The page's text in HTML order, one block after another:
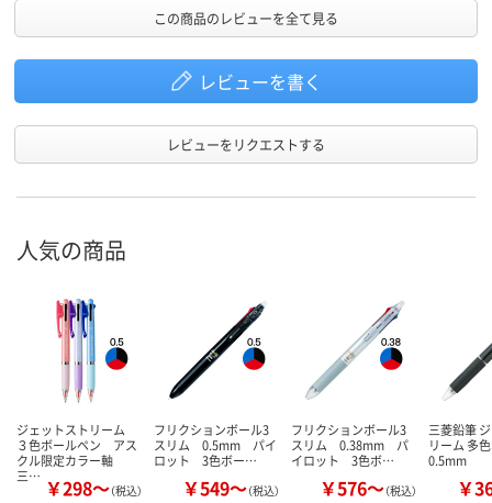
この商品のレビューを全て見る
レビューを書く
レビューをリクエストする
人気の商品
ジェットストリーム
３色ボールペン アス
クル限定カラー軸
三… ￥298～（税込）
フリクションボール3
スリム 0.5mm パイ
ロット 3色ボー…
￥549～（税込）
フリクションボール3
スリム 0.38mm パ
イロット 3色ボ…
￥576～（税込）
三菱鉛筆
リーム 多
0.5mm
￥